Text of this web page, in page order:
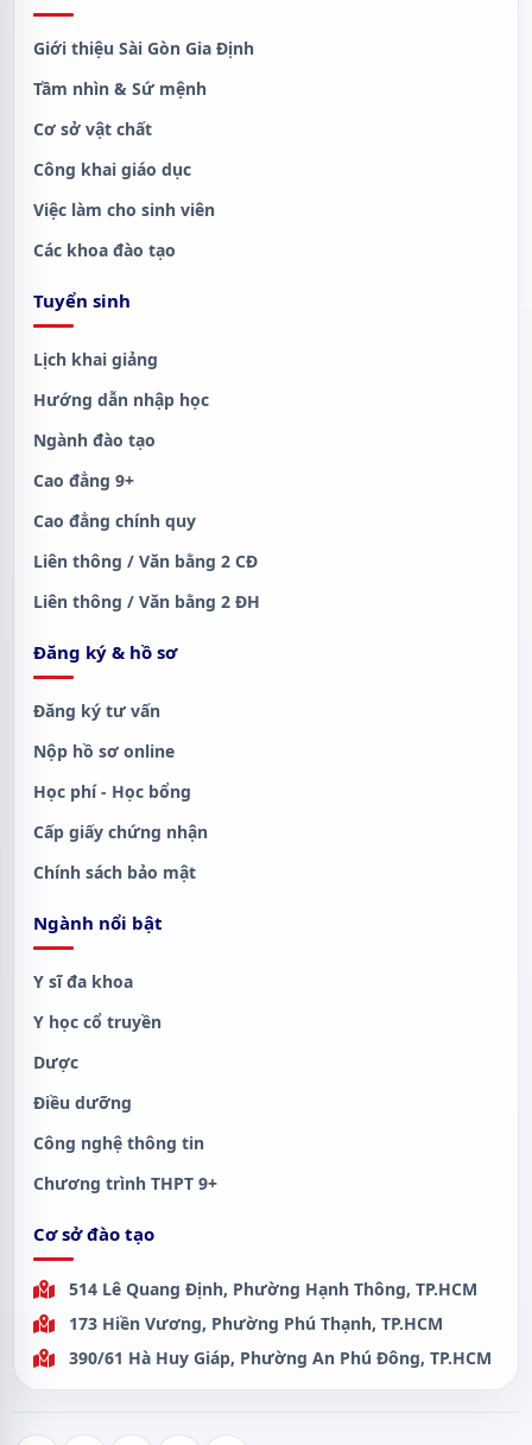
Giới thiệu Sài Gòn Gia Định
Tầm nhìn & Sứ mệnh
Cơ sở vật chất
Công khai giáo dục
Việc làm cho sinh viên
Các khoa đào tạo
Tuyển sinh
Lịch khai giảng
Hướng dẫn nhập học
Ngành đào tạo
Cao đẳng 9+
Cao đẳng chính quy
Liên thông / Văn bằng 2 CĐ
Liên thông / Văn bằng 2 ĐH
Đăng ký & hồ sơ
Đăng ký tư vấn
Nộp hồ sơ online
Học phí - Học bổng
Cấp giấy chứng nhận
Chính sách bảo mật
Ngành nổi bật
Y sĩ đa khoa
Y học cổ truyền
Dược
Điều dưỡng
Công nghệ thông tin
Chương trình THPT 9+
Cơ sở đào tạo
514 Lê Quang Định, Phường Hạnh Thông, TP.HCM
173 Hiền Vương, Phường Phú Thạnh, TP.HCM
390/61 Hà Huy Giáp, Phường An Phú Đông, TP.HCM